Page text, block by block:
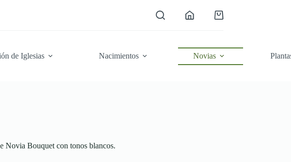
Carro
de Iglesias Nacimientos Novias
Novia Bouquet con tonos blancos.